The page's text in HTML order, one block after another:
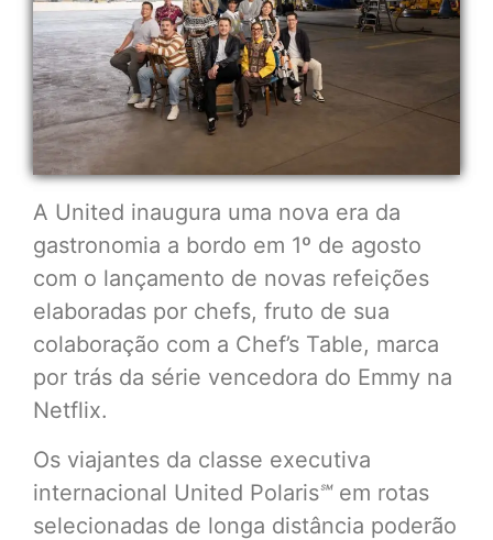
A United inaugura uma nova era da
gastronomia a bordo em 1º de agosto
com o lançamento de novas refeições
elaboradas por chefs, fruto de sua
colaboração com a Chef’s Table, marca
por trás da série vencedora do Emmy na
Netflix.
Os viajantes da classe executiva
internacional United Polaris℠ em rotas
selecionadas de longa distância poderão